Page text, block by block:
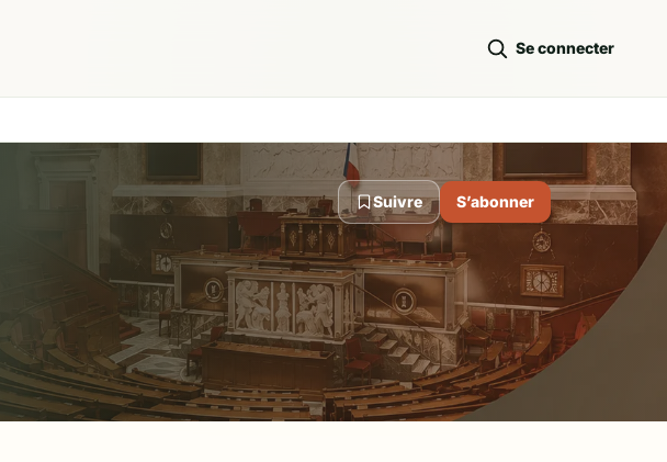
Se connecter
Suivre S’abonner